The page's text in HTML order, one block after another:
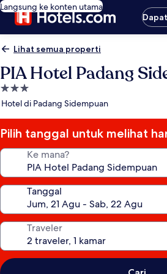
Langsung ke konten utama
Lihat semua properti
PIA Hotel Padang
Properti
bintang
Hotel di Padang Sidempuan
Pilih tanggal untuk melihat
Ke mana?
Tanggal
Traveler